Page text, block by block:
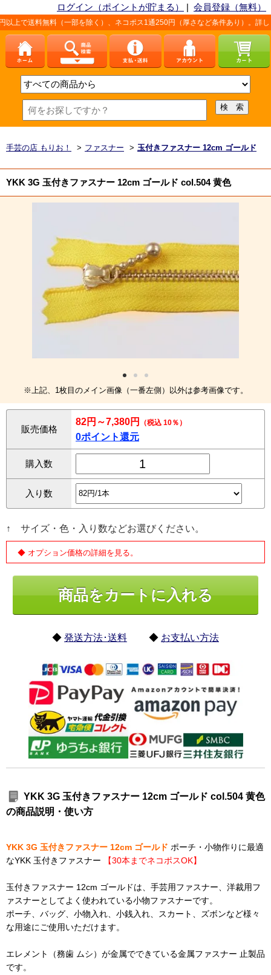
ログイン（ポイントが貯まる） | 会員登録（無料）
一部を除く）、ネコポス1通250円（厚さなど条件あり）。詳しくは、こちら「
手芸の店 もりお！ > ファスナー > 玉付きファスナー 12cm ゴールド
YKK 3G 玉付きファスナー 12cm ゴールド col.504 黄色
※上記、1枚目のメイン画像（一番左側）以外は参考画像です。
販売価格
82円～7,380円 （税込 10％）
0ポイント還元
購入数
入り数
↑ サイズ・色・入り数などお選びください。
◆ オプション価格の詳細を見る。
◆ 発送方法･送料 ◆ お支払い方法
YKK 3G 玉付きファスナー 12cm ゴールド col.504 黄色
の商品説明・使い方
YKK 3G 玉付きファスナー 12cm ゴールド ポーチ・小物作りに最適
なYKK 玉付きファスナー
【30本までネコポスOK】
玉付きファスナー 12cm ゴールドは、手芸用ファスナー、洋裁用フ
ァスナーとしてよく使われている小物ファスナーです。
ポーチ、バッグ、小物入れ、小銭入れ、スカート、ズボンなど様々
な用途にご使用いただけます。
エレメント（務歯 ムシ）が金属でできている金属ファスナー 止製品
です。